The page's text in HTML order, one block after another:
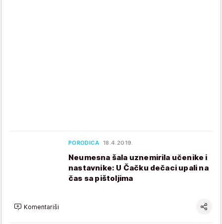
PORODICA 18.4.2019.
Neumesna šala uznemirila učenike i
nastavnike: U Čačku dečaci upali na
čas sa pištoljima
Komentariši